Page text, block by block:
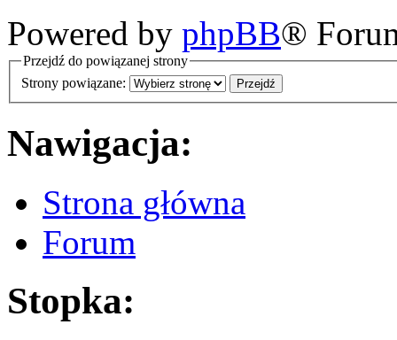
Powered by phpBB®
Przejdź do powiązanej strony
Strony powiązane:
Nawigacja:
Strona główna
Forum
Stopka: